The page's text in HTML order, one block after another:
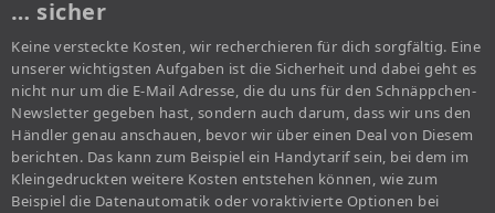
… sicher
Keine versteckte Kosten, wir recherchieren für dich sorgfältig. Eine
unserer wichtigsten Aufgaben ist die Sicherheit und dabei geht es
nicht nur um die E-Mail Adresse, die du uns für den Schnäppchen-
Newsletter gegeben hast, sondern auch darum, dass wir uns den
Händler genau anschauen, bevor wir über einen Deal von Diesem
berichten. Das kann zum Beispiel ein Handytarif sein, bei dem im
Kleingedruckten weitere Kosten entstehen können, wie zum
Beispiel die Datenautomatik oder voraktivierte Optionen bei